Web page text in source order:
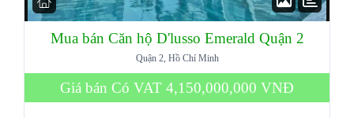
Mua bán Căn hộ D'lusso Emerald Quận 2
Quận 2, Hồ Chí Minh
Giá bán Có VAT 4,150,000,000 VNĐ